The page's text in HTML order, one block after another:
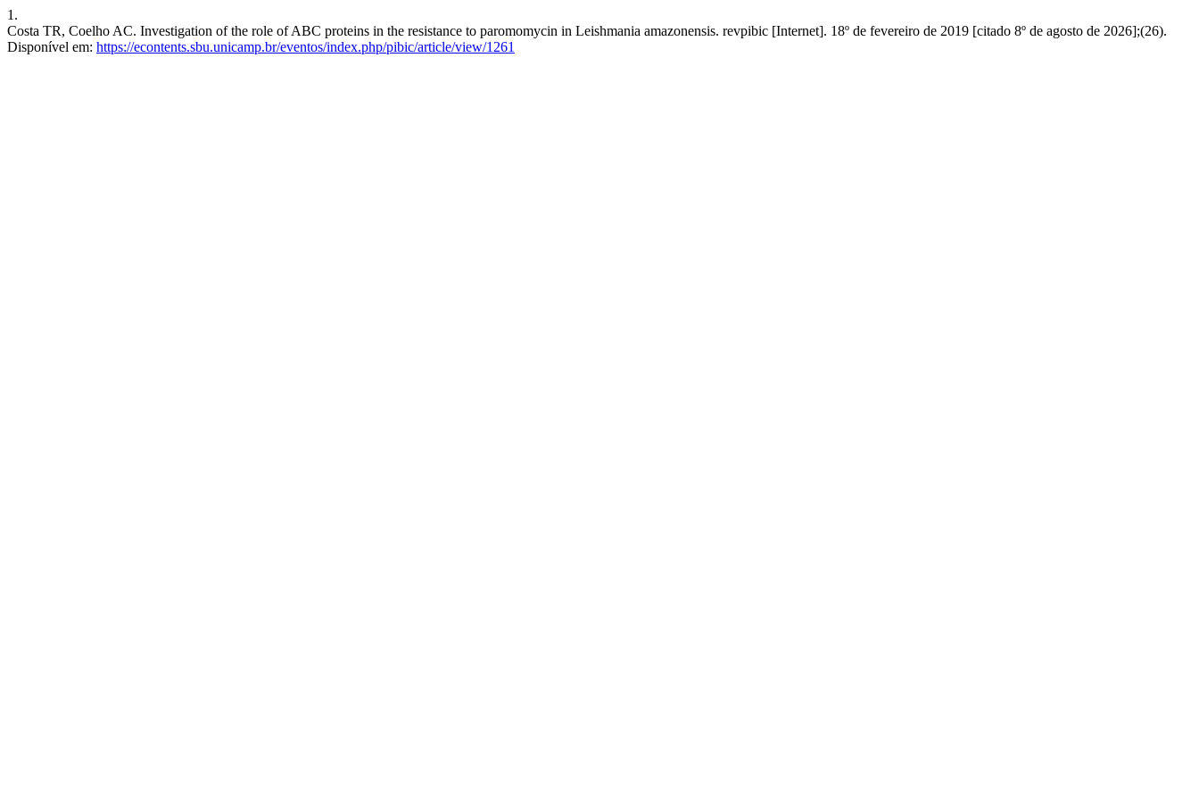
1.
Costa TR, Coelho AC. Investigation of the role of ABC proteins in the resistance to paromomycin in Leishmania amazonensis. revpibic [Internet]. 18º de fevereiro de 2019 [citado 8º de agosto de 2026];(26).
Disponível em: https://econtents.sbu.unicamp.br/eventos/index.php/pibic/article/view/1261